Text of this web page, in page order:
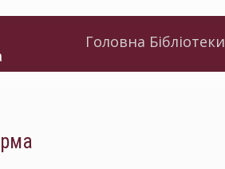
Головна Бібліотеки